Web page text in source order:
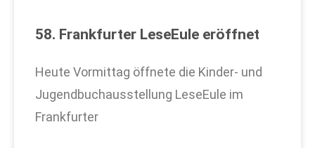
58. Frankfurter LeseEule eröffnet
Heute Vormittag öffnete die Kinder- und
Jugendbuchausstellung LeseEule im
Frankfurter